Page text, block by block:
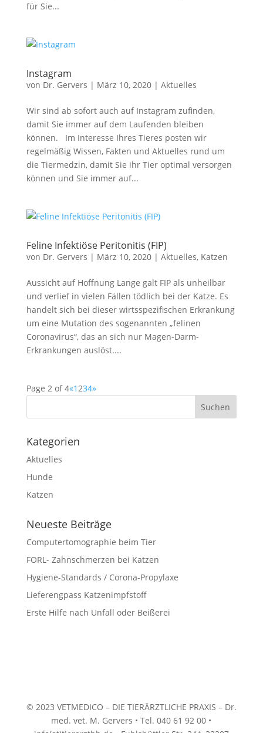
für Sie...
Instagram
von Dr. Gervers | März 10, 2020| Aktuelles
Wir sind ab sofort auch auf Instagram zufinden,
damit Sie immer auf dem Laufenden bleiben
können. Im Interesse Ihres Tieres posten wir
regelmäßig Wissen, Fakten und Aktuelles rund um
die Tiermedzin, damit Sie ihr Tier optimal versorgen
können und Sie immer auf...
Feline Infektiöse Peritonitis (FIP)
von Dr. Gervers | März 10, 2020| Aktuelles, Katzen
Aussicht auf Hoffnung Lange galt FIP als unheilbar
und verlief in vielen Fällen tödlich bei der Katze. Es
handelt sich bei dieser wirtsspezifischen Erkrankung
um eine Mutation des sogenannten „felinen
Coronavirus“, das an sich nur Magen-Darm-
Erkrankungen auslöst....
Page 2 of 4«1234»
Kategorien
Aktuelles
Hunde
Katzen
Neueste Beiträge
Computertomographie beim Tier
FORL- Zahnschmerzen bei Katzen
Hygiene-Standards / Corona-Propylaxe
Lieferengpass Katzenimpfstoff
Erste Hilfe nach Unfall oder Beißerei
© 2023 VETMEDICO – DIE TIERÄRZTLICHE PRAXIS – Dr.
med. vet. M. Gervers • Tel. 040 61 92 00 •